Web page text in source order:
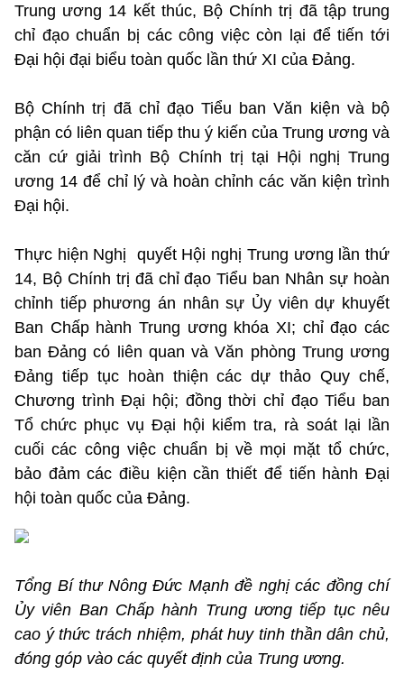
Trung ương 14 kết thúc, Bộ Chính trị đã tập trung
chỉ đạo chuẩn bị các công việc còn lại để tiến tới
Đại hội đại biểu toàn quốc lần thứ XI của Đảng.
Bộ Chính trị đã chỉ đạo Tiểu ban Văn kiện và bộ
phận có liên quan tiếp thu ý kiến của Trung ương và
căn cứ giải trình Bộ Chính trị tại Hội nghị Trung
ương 14 để chỉ lý và hoàn chỉnh các văn kiện trình
Đại hội.
Thực hiện Nghị quyết Hội nghị Trung ương lần thứ
14, Bộ Chính trị đã chỉ đạo Tiểu ban Nhân sự hoàn
chỉnh tiếp phương án nhân sự Ủy viên dự khuyết
Ban Chấp hành Trung ương khóa XI; chỉ đạo các
ban Đảng có liên quan và Văn phòng Trung ương
Đảng tiếp tục hoàn thiện các dự thảo Quy chế,
Chương trình Đại hội; đồng thời chỉ đạo Tiểu ban
Tổ chức phục vụ Đại hội kiểm tra, rà soát lại lần
cuối các công việc chuẩn bị về mọi mặt tổ chức,
bảo đảm các điều kiện cần thiết để tiến hành Đại
hội toàn quốc của Đảng.
Tổng Bí thư Nông Đức Mạnh đề nghị các đồng chí
Ủy viên Ban Chấp hành Trung ương tiếp tục nêu
cao ý thức trách nhiệm, phát huy tinh thần dân chủ,
đóng góp vào các quyết định của Trung ương.